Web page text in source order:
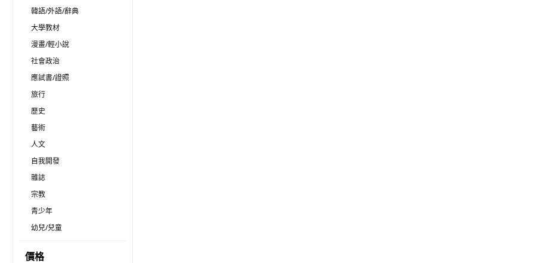
韓語/外語/辭典
大學教材
漫畫/輕小說
社會政治
應試書/證照
旅行
歷史
藝術
人文
自我開發
雜誌
宗教
青少年
幼兒/兒童
價格